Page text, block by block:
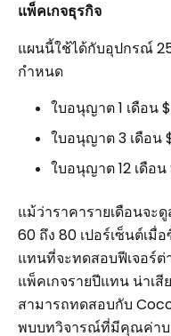
แพ็คเกจธุรกิจ
แผนนี้ใช้ได้กับอุปกรณ์
กำหนด
ใบอนุญาต 1 เดือน
ใบอนุญาต 3 เดือน
ใบอนุญาต 12 เดือน
แม้ว่าราคารายเดือนจะ
60 ถึง 80 เปอร์เซ็นต์เมื่
แทนที่จะทดสอบฟีเจอร์ต่
แพ็คเกจรายปีแทน น่าเ
สามารถทดสอบกับ
พบบทวิจารณ์ที่มีคุณค่า